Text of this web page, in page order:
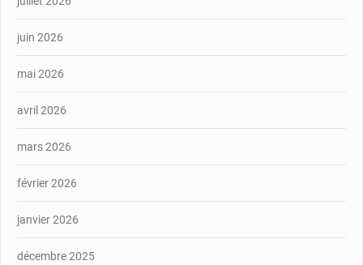
juin 2026
mai 2026
avril 2026
mars 2026
février 2026
janvier 2026
décembre 2025